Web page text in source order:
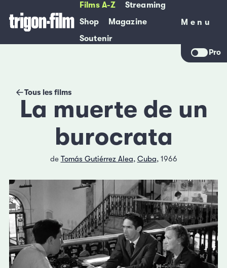
Films A-Z
Streaming
Shop
Magazine
Soutenir
Menu
Menu
Pro
Tous les films
La muerte de un
burocrata
de Tomás Gutiérrez Alea, Cuba, 1966